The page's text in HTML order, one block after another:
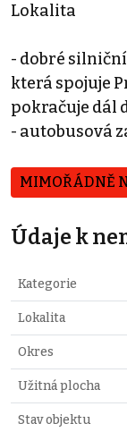
Lokalita
- dobré
která spojuje
pokračuje dál
- autobusová
MIMOŘÁDNĚ
Údaje k
Kategorie
Lokalita
Okres
Užitná plocha
Stav objektu